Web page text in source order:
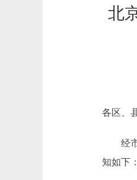
北
各区、
经市
知如下：